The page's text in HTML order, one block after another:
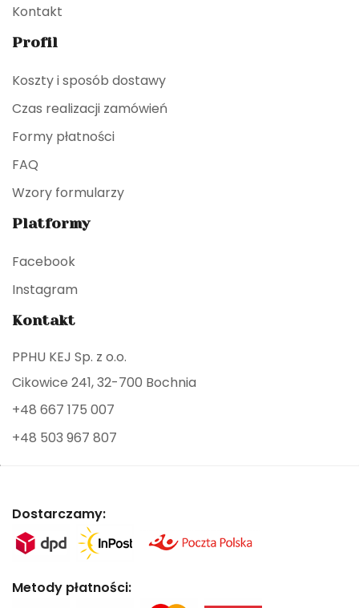
Kontakt
Profil
Koszty i sposób dostawy
Czas realizacji zamówień
Formy płatności
FAQ
Wzory formularzy
Platformy
Facebook
Instagram
Kontakt
PPHU KEJ Sp. z o.o.
Cikowice 241, 32-700 Bochnia
+48 667 175 007
+48 503 967 807
Dostarczamy:
Metody płatności: